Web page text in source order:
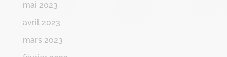
mai 2023
avril 2023
mars 2023